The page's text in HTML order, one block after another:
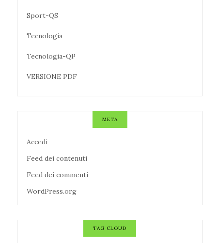
Sport-QS
Tecnologia
Tecnologia-QP
VERSIONE PDF
META
Accedi
Feed dei contenuti
Feed dei commenti
WordPress.org
TAG CLOUD